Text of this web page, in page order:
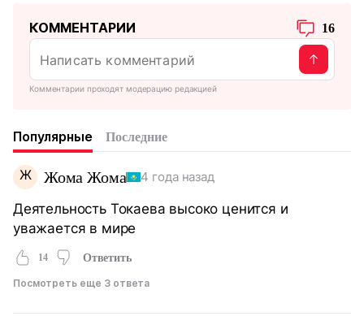
КОММЕНТАРИИ 16
Комментарии проходят модерацию редакцией
Популярные Последние
Ж Жома Жома 4 года назад
Деятельность Токаева высоко ценится и
уважается в мире
14 Ответить
Посмотреть еще 3 ответа